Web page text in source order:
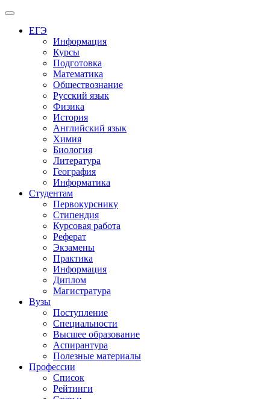
Меню
ЕГЭ
Информация
Курсы
Подготовка
Математика
Обществознание
Русский язык
Физика
История
Английский язык
Химия
Биология
Литература
География
Информатика
Студентам
Первокурснику
Стипендия
Курсовая работа
Реферат
Экзамены
Практика
Информация
Диплом
Магистратура
Вузы
Поступление
Специальности
Высшее образование
Аспирантура
Полезные материалы
Профессии
Список
Рейтинги